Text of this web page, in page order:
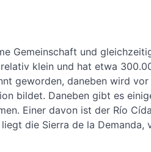
Gemeinschaft und
klein und hat etwa
geworden, daneben wird
bildet. Daneben gibt es
Einer davon ist der Río
die Sierra de la